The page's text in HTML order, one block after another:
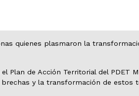
quienes plasmaron la
Plan de Acción Territorial del PDET
brechas y la transformación de estos